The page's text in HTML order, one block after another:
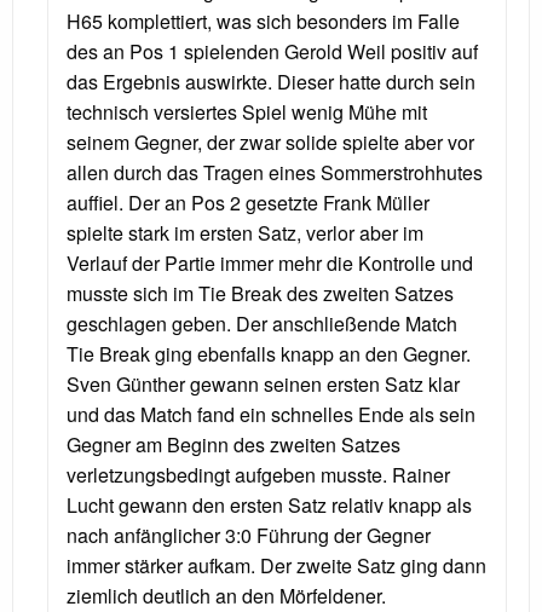
H65 komplettiert, was sich besonders im Falle
des an Pos 1 spielenden Gerold Weil positiv auf
das Ergebnis auswirkte. Dieser hatte durch sein
technisch versiertes Spiel wenig Mühe mit
seinem Gegner, der zwar solide spielte aber vor
allen durch das Tragen eines Sommerstrohhutes
auffiel. Der an Pos 2 gesetzte Frank Müller
spielte stark im ersten Satz, verlor aber im
Verlauf der Partie immer mehr die Kontrolle und
musste sich im Tie Break des zweiten Satzes
geschlagen geben. Der anschließende Match
Tie Break ging ebenfalls knapp an den Gegner.
Sven Günther gewann seinen ersten Satz klar
und das Match fand ein schnelles Ende als sein
Gegner am Beginn des zweiten Satzes
verletzungsbedingt aufgeben musste. Rainer
Lucht gewann den ersten Satz relativ knapp als
nach anfänglicher 3:0 Führung der Gegner
immer stärker aufkam. Der zweite Satz ging dann
ziemlich deutlich an den Mörfeldener.